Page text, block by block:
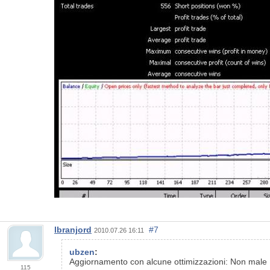
115
lbranjord 2010.07.26 16:11 #7
ubzen:
Aggiornamento con alcune ottimizzazioni: Non male